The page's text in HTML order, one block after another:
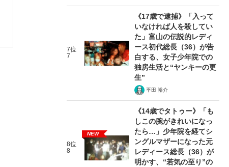
7位
7
《17歳で逮捕》「入って
いなければ人を殺してい
た」富山の伝説的レディ
ース初代総長（36）が告
白する、女子少年院での
独房生活と“ヤンキーの更
生”
平田 裕介
8位
8
NEW
《14歳でタトゥー》「も
しこの腕がきれいになっ
たら…」少年院を経てシ
ングルマザーになった元
レディース総長（36）が
明かす、“若気の至り”の